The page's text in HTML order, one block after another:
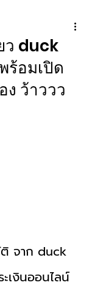
ว duck
อมเปิด
ว้าววว